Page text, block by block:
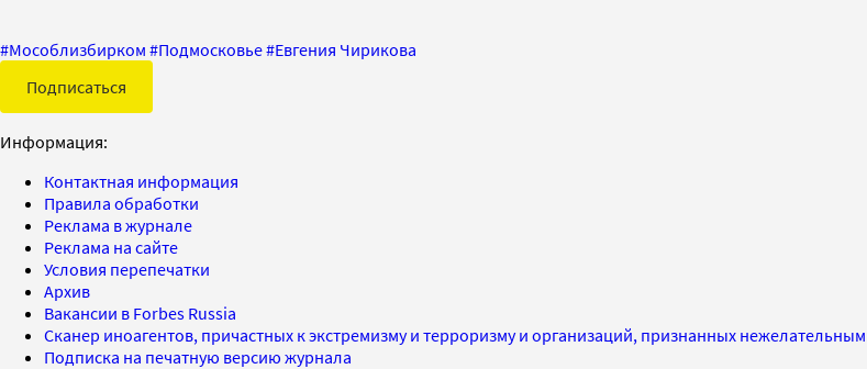
#Мособлизбирком #Подмосковье#Евгения Чирикова
Подписаться
Информация:
Контактная информация
Правила обработки
Реклама в журнале
Реклама на сайте
Условия перепечатки
Архив
Вакансии в Forbes Russia
Сканер иноагентов, причастных к экстремизму и терроризму и организаций, признанных
Подписка на печатную версию журнала